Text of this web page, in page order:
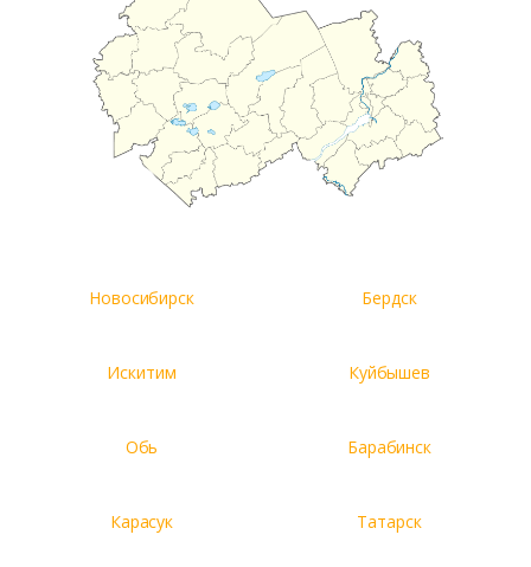
Новосибирск Бердск
Искитим Куйбышев
Обь Барабинск
Карасук Татарск